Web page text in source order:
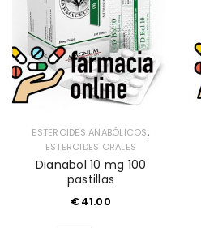
deseos
ESTEROIDES ANABÓLICOS,
ESTEROIDES ORALES
Dianabol 10 mg 100
pastillas
€41.00